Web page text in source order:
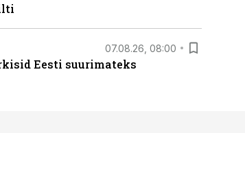
07.08.26, 08:00
Eesti suurimateks